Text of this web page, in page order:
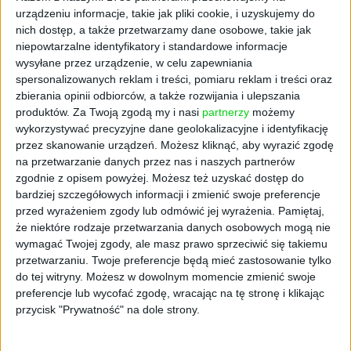
urządzeniu informacje, takie jak pliki cookie, i uzyskujemy do
nich dostęp, a także przetwarzamy dane osobowe, takie jak
niepowtarzalne identyfikatory i standardowe informacje
wysyłane przez urządzenie, w celu zapewniania
spersonalizowanych reklam i treści, pomiaru reklam i treści oraz
zbierania opinii odbiorców, a także rozwijania i ulepszania
produktów. Za Twoją zgodą my i nasi partnerzy możemy
wykorzystywać precyzyjne dane geolokalizacyjne i identyfikację
przez skanowanie urządzeń. Możesz kliknąć, aby wyrazić zgodę
na przetwarzanie danych przez nas i naszych partnerów
zgodnie z opisem powyżej. Możesz też uzyskać dostęp do
bardziej szczegółowych informacji i zmienić swoje preferencje
przed wyrażeniem zgody lub odmówić jej wyrażenia.
Pamiętaj,
że niektóre rodzaje przetwarzania danych osobowych mogą nie
wymagać Twojej zgody, ale masz prawo sprzeciwić się takiemu
przetwarzaniu. Twoje preferencje będą mieć zastosowanie tylko
do tej witryny. Możesz w dowolnym momencie zmienić swoje
preferencje lub wycofać zgodę, wracając na tę stronę i klikając
przycisk "Prywatność" na dole strony.
Najnowszej rundzie serii A przewodziło
międzynarodowe konsorcjum renomowanych
inwestorów, których zaangażowanie stanowi
istotny kamień milowy w strategii ekspansji
firmy. To: InnoEnergy, Blue Planet Venture
Capital Fund oraz Impulsus Clean
Technologies GmbH, przy wsparciu
doradczym V3 Partners Zrt.
Przełomowość technologii
HeatVentors - na czym
polega
- Rewolucyjne rozwiązanie HeatVentors to